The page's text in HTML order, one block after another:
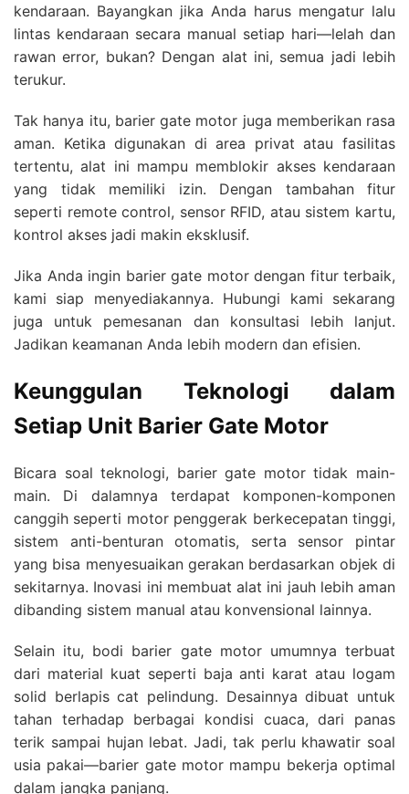
kendaraan. Bayangkan jika Anda harus mengatur lalu
lintas kendaraan secara manual setiap hari—lelah dan
rawan error, bukan? Dengan alat ini, semua jadi lebih
terukur.
Tak hanya itu, barier gate motor juga memberikan rasa
aman. Ketika digunakan di area privat atau fasilitas
tertentu, alat ini mampu memblokir akses kendaraan
yang tidak memiliki izin. Dengan tambahan fitur
seperti remote control, sensor RFID, atau sistem kartu,
kontrol akses jadi makin eksklusif.
Jika Anda ingin barier gate motor dengan fitur terbaik,
kami siap menyediakannya. Hubungi kami sekarang
juga untuk pemesanan dan konsultasi lebih lanjut.
Jadikan keamanan Anda lebih modern dan efisien.
Keunggulan Teknologi dalam
Setiap Unit Barier Gate Motor
Bicara soal teknologi, barier gate motor tidak main-
main. Di dalamnya terdapat komponen-komponen
canggih seperti motor penggerak berkecepatan tinggi,
sistem anti-benturan otomatis, serta sensor pintar
yang bisa menyesuaikan gerakan berdasarkan objek di
sekitarnya. Inovasi ini membuat alat ini jauh lebih aman
dibanding sistem manual atau konvensional lainnya.
Selain itu, bodi barier gate motor umumnya terbuat
dari material kuat seperti baja anti karat atau logam
solid berlapis cat pelindung. Desainnya dibuat untuk
tahan terhadap berbagai kondisi cuaca, dari panas
terik sampai hujan lebat. Jadi, tak perlu khawatir soal
usia pakai—barier gate motor mampu bekerja optimal
dalam jangka panjang.